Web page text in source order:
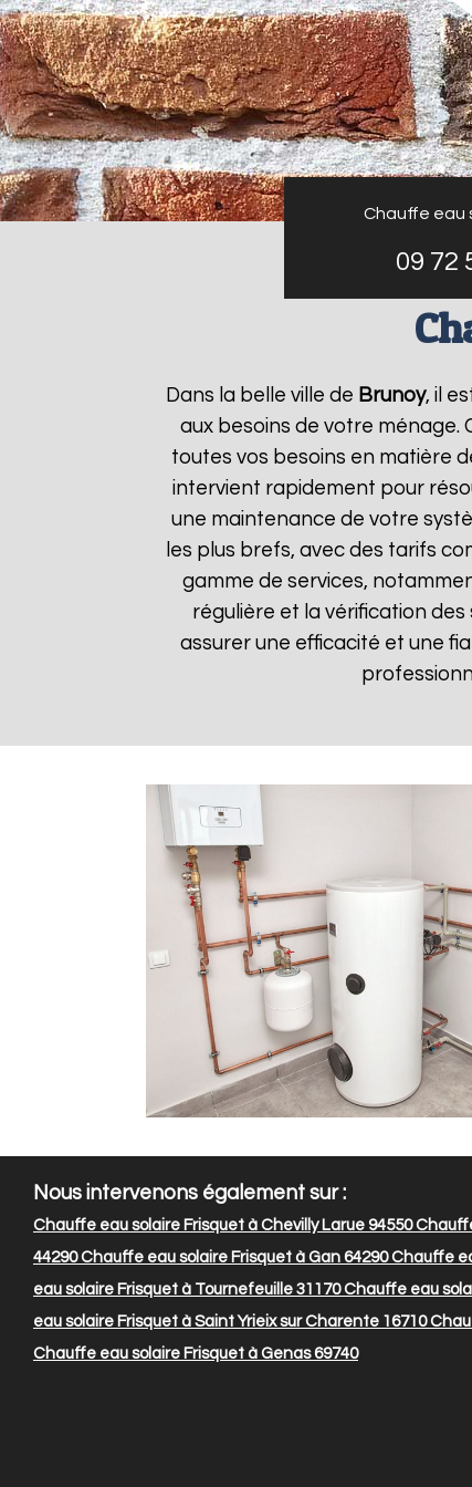
Chauffe eau
09 72
Dans la belle ville de Brunoy, il
aux besoins de votre ménage.
toutes vos besoins en matière
intervient rapidement pour
une maintenance de votre
les plus brefs, avec des tarifs
gamme de services,
régulière et la vérification
assurer une efficacité et une
Nous intervenons également sur :
Chauffe eau solaire Frisquet à Chevilly Larue 94550
44290Chauffe eau solaire Frisquet à Gan 64290Chauffe
eau solaire Frisquet à Tournefeuille 31170Chauffe eau
eau solaire Frisquet à Saint Yrieix sur Charente 16710
Chauffe eau solaire Frisquet à Genas 69740